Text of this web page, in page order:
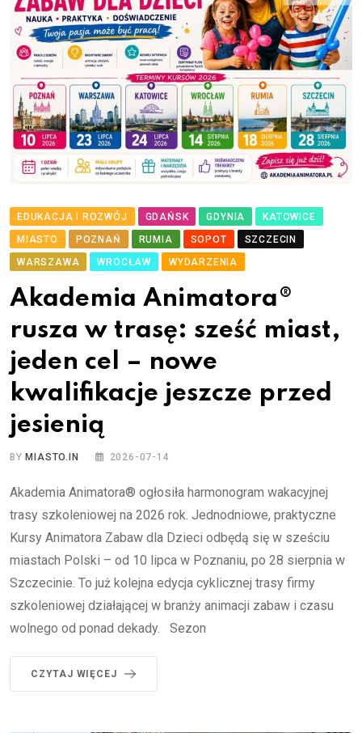
EDUKACJA I ROZWÓJ GDAŃSK GDYNIA
KATOWICE
MIASTO
POZNAŃ RUMIA SOPOT
SZCZECIN
WARSZAWA
WROCŁAW WYDARZENIA
Akademia Animatora®
rusza w trasę: sześć miast,
jeden cel – nowe
kwalifikacje jeszcze przed
jesienią
BY MIASTO.IN 2026-07-14
Akademia Animatora® ogłosiła harmonogram wakacyjnej
trasy szkoleniowej na 2026 rok. Jednodniowe, praktyczne
Kursy Animatora Zabaw dla Dzieci odbędą się w sześciu
miastach Polski – od 10 lipca w Poznaniu, po 28 sierpnia w
Szczecinie. To już kolejna edycja cyklicznej trasy firmy
szkoleniowej działającej w branży animacji zabaw i czasu
wolnego od ponad dekady. Sezon
CZYTAJ WIĘCEJ